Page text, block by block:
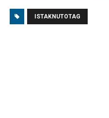
ISTAKNUTOTAG